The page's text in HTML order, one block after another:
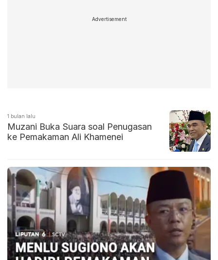
Advertisement
1 bulan lalu
Muzani Buka Suara soal Penugasan
ke Pemakaman Ali Khamenei